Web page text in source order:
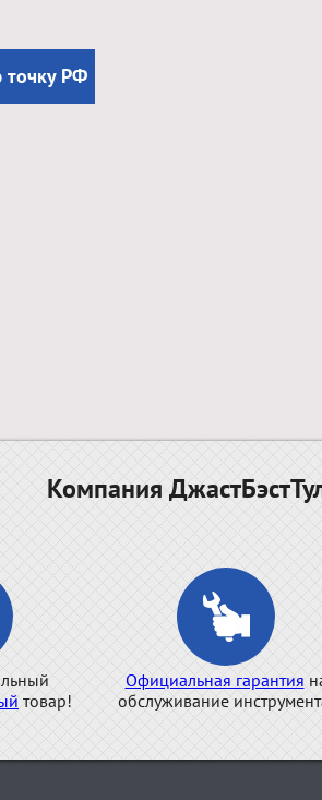
точку РФ
Компания
товар!
Официальная гарантия
обслуживание